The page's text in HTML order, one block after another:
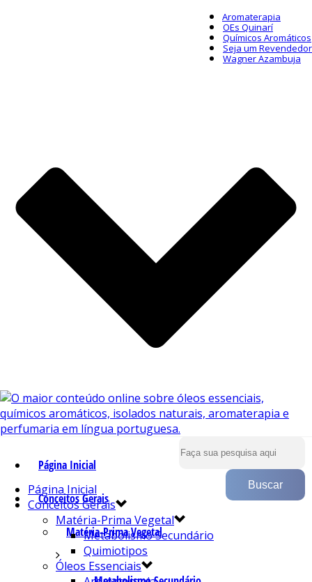
Aromaterapia
OEs Quinarí
Químicos Aromáticos
Seja um Revendedor
Wagner Azambuja
Página Inicial
Conceitos Gerais
Matéria-Prima Vegetal
Página Inicial
Conceitos Gerais
Matéria-Prima Vegetal
Metabolismo Secundário
Quimiotipos
Óleos Essenciais